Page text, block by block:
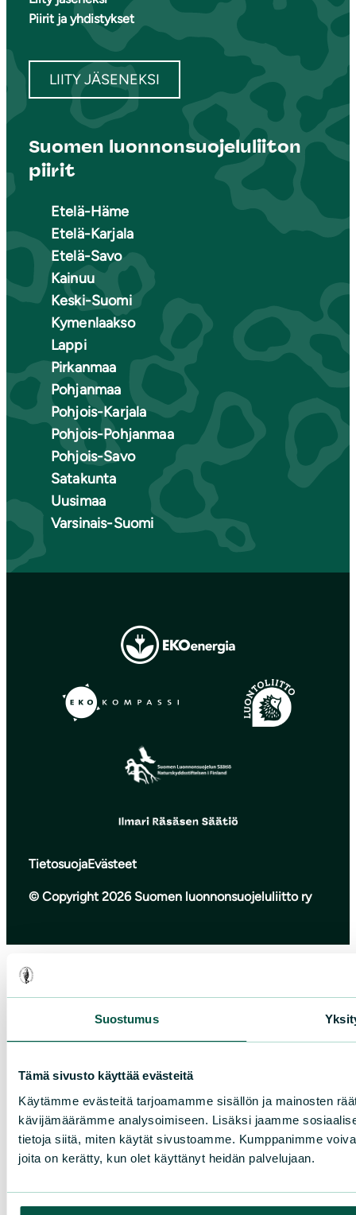
Suostumus
Tämä sivusto käyttää evästeitä
Käytämme evästeitä tarjoamamme sisällön ja mainosten
kävijämäärämme analysoimiseen. Lisäksi jaamme
tietoja siitä, miten käytät sivustoamme. Kumppanimme
joita on kerätty, kun olet käyttänyt heidän palvelujaan.
Piirit ja yhdistykset
LIITY JÄSENEKSI
Suomen luonnonsuojeluliiton
piirit
Etelä-Häme
Etelä-Karjala
Etelä-Savo
Kainuu
Keski-Suomi
Kymenlaakso
Lappi
Pirkanmaa
Pohjanmaa
Pohjois-Karjala
Pohjois-Pohjanmaa
Pohjois-Savo
Satakunta
Uusimaa
Varsinais-Suomi
TietosuojaEvästeet
© Copyright 2026 Suomen luonnonsuojeluliitto ry